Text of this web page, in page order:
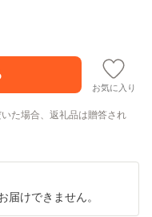
お気に入り
た場合、返礼品は贈答され
届けできません。